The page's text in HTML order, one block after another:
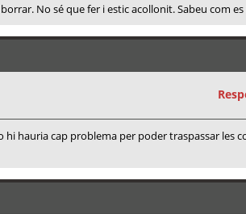
No sé que fer i estic acollonit. Sabeu com es
hauria cap problema per poder traspassar les